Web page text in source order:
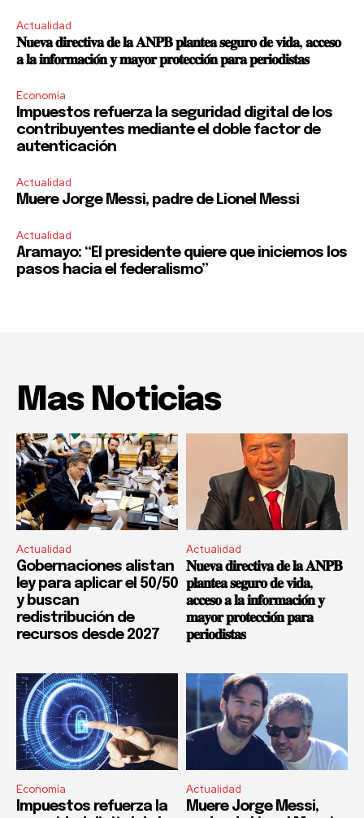
Actualidad
𝐍𝐮𝐞𝐯𝐚 𝐝𝐢𝐫𝐞𝐜𝐭𝐢𝐯𝐚 𝐝𝐞 𝐥𝐚 𝐀𝐍𝐏𝐁 𝐩𝐥𝐚𝐧𝐭𝐞𝐚 𝐬𝐞𝐠𝐮𝐫𝐨 𝐝𝐞 𝐯𝐢𝐝𝐚, 𝐚𝐜𝐜𝐞𝐬𝐨
𝐚 𝐥𝐚 𝐢𝐧𝐟𝐨𝐫𝐦𝐚𝐜𝐢𝐨́𝐧 𝐲 𝐦𝐚𝐲𝐨𝐫 𝐩𝐫𝐨𝐭𝐞𝐜𝐜𝐢𝐨́𝐧 𝐩𝐚𝐫𝐚 𝐩𝐞𝐫𝐢𝐨𝐝𝐢𝐬𝐭𝐚𝐬
Economía
Impuestos refuerza la seguridad digital de los
contribuyentes mediante el doble factor de
autenticación
Actualidad
Muere Jorge Messi, padre de Lionel Messi
Actualidad
Aramayo: “El presidente quiere que iniciemos los
pasos hacia el federalismo”
Mas Noticias
Actualidad
Gobernaciones alistan
ley para aplicar el 50/50
y buscan
redistribución de
recursos desde 2027
Actualidad
𝐍𝐮𝐞𝐯𝐚 𝐝𝐢𝐫𝐞𝐜𝐭𝐢𝐯𝐚 𝐝𝐞 𝐥𝐚 𝐀𝐍𝐏𝐁
𝐩𝐥𝐚𝐧𝐭𝐞𝐚 𝐬𝐞𝐠𝐮𝐫𝐨 𝐝𝐞 𝐯𝐢𝐝𝐚,
𝐚𝐜𝐜𝐞𝐬𝐨 𝐚 𝐥𝐚 𝐢𝐧𝐟𝐨𝐫𝐦𝐚𝐜𝐢𝐨́𝐧 𝐲
𝐦𝐚𝐲𝐨𝐫 𝐩𝐫𝐨𝐭𝐞𝐜𝐜𝐢𝐨́𝐧 𝐩𝐚𝐫𝐚
𝐩𝐞𝐫𝐢𝐨𝐝𝐢𝐬𝐭𝐚𝐬
Economía
Impuestos refuerza la
Actualidad
Muere Jorge Messi,